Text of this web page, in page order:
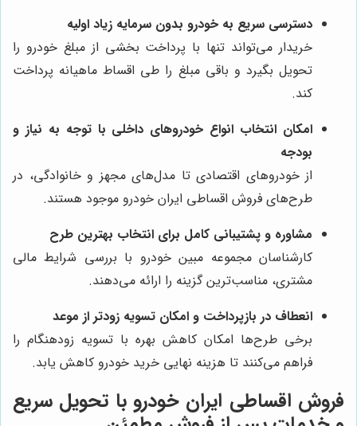
دسترسی سریع به خودرو بدون سرمایه زیاد اولیه
خریدار می‌تواند تنها با پرداخت بخشی از مبلغ خودرو را
تحویل بگیرد و باقی مبلغ را طی اقساط ماهیانه پرداخت
کند.
امکان انتخاب انواع خودروهای داخلی با توجه به نیاز و
بودجه
از خودروهای اقتصادی تا مدل‌های مجهز و خانوادگی، در
طرح‌های فروش اقساطی ایران خودرو موجود هستند.
مشاوره و پشتیبانی کامل برای انتخاب بهترین طرح
کارشناسان مجموعه مبین خودرو با بررسی شرایط مالی
مشتری، مناسب‌ترین گزینه را ارائه می‌دهند.
انعطاف در بازپرداخت و امکان تسویه زودتر از موعد
برخی طرح‌ها امکان کاهش بهره با تسویه زودهنگام را
فراهم می‌کنند تا هزینه نهایی خرید خودرو کاهش یابد.
فروش اقساطی ایران خودرو با تحویل سریع